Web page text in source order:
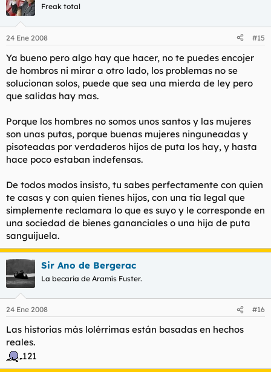
Freak total
24 Ene 2008 #15
Ya bueno pero algo hay que hacer, no te puedes encojer
de hombros ni mirar a otro lado, los problemas no se
solucionan solos, puede que sea una mierda de ley pero
que salidas hay mas.
Porque los hombres no somos unos santos y las mujeres
son unas putas, porque buenas mujeres ninguneadas y
pisoteadas por verdaderos hijos de puta los hay, y hasta
hace poco estaban indefensas.
De todos modos insisto, tu sabes perfectamente con quien
te casas y con quien tienes hijos, con una tia legal que
simplemente reclamara lo que es suyo y le corresponde en
una sociedad de bienes gananciales o una hija de puta
sanguijuela.
Sir Ano de Bergerac
La becaria de Aramís Fuster.
24 Ene 2008 #16
Las historias más lolérrimas están basadas en hechos
reales.
121